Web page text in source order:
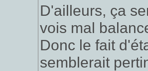
D'ailleurs, ça
vois mal
Donc le fait
semblerait